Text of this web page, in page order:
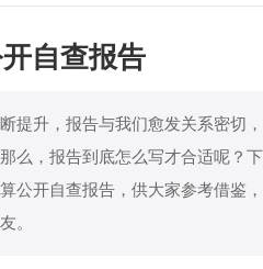
自查报告
升，报告与我们愈发关系密切，
么，报告到底怎么写才合适呢？下
公开自查报告，供大家参考借鉴，
。